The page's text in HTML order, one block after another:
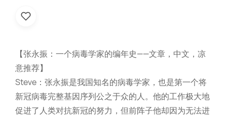
【张永振：一个病毒学家的编年史——文章，中文，凉
意推荐】
Steve：张永振是我国知名的病毒学家，也是第一个将
新冠病毒完整基因序列公之于众的人。他的工作极大地
促进了人类对抗新冠的努力，但前阵子他却因为无法进